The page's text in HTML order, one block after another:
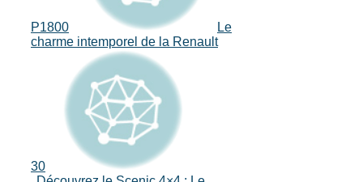
P1800
Le
charme intemporel de la Renault
30